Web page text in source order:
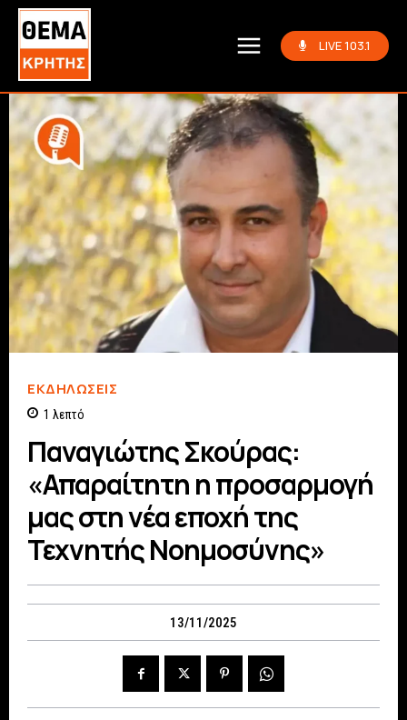
LIVE 103.1
ΕΚΔΗΛΏΣΕΙΣ
1 λεπτό
Παναγιώτης Σκούρας:
«Απαραίτητη η προσαρμογή
μας στη νέα εποχή της
Τεχνητής Νοημοσύνης»
13/11/2025